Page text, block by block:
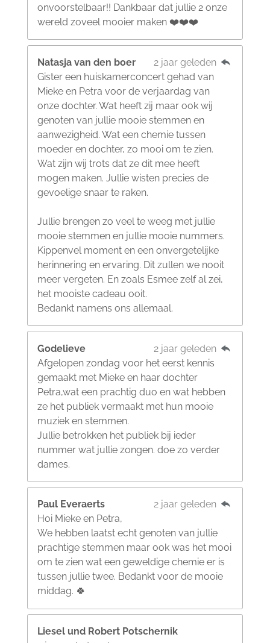
onvoorstelbaar!! Dankbaar dat jullie 2 onze
wereld zoveel mooier maken ❤️❤️❤️
Natasja van den boer
2 jaar geleden
Gister een huiskamerconcert gehad van
Mieke en Petra voor de verjaardag van
onze dochter. Wat heeft zij maar ook wij
genoten van jullie mooie stemmen en
aanwezigheid. Wat een chemie tussen
moeder en dochter, zo mooi om te zien.
Wat zijn wij trots dat ze dit mee heeft
mogen maken. Jullie wisten precies de
gevoelige snaar te raken.
Jullie brengen zo veel te weeg met jullie
mooie stemmen en jullie mooie nummers.
Kippenvel moment en een onvergetelijke
herinnering en ervaring. Dit zullen we nooit
meer vergeten. En zoals Esmee zelf al zei,
het mooiste cadeau ooit.
Bedankt namens ons allemaal.
Godelieve
2 jaar geleden
Afgelopen zondag voor het eerst kennis
gemaakt met Mieke en haar dochter
Petra,wat een prachtig duo en wat hebben
ze het publiek vermaakt met hun mooie
muziek en stemmen.
Jullie betrokken het publiek bij ieder
nummer wat jullie zongen. doe zo verder
dames.
Paul Everaerts
2 jaar geleden
Hoi Mieke en Petra,
We hebben laatst echt genoten van jullie
prachtige stemmen maar ook was het mooi
om te zien wat een geweldige chemie er is
tussen jullie twee. Bedankt voor de mooie
middag. 🍀
Liesel und Robert Potschernik